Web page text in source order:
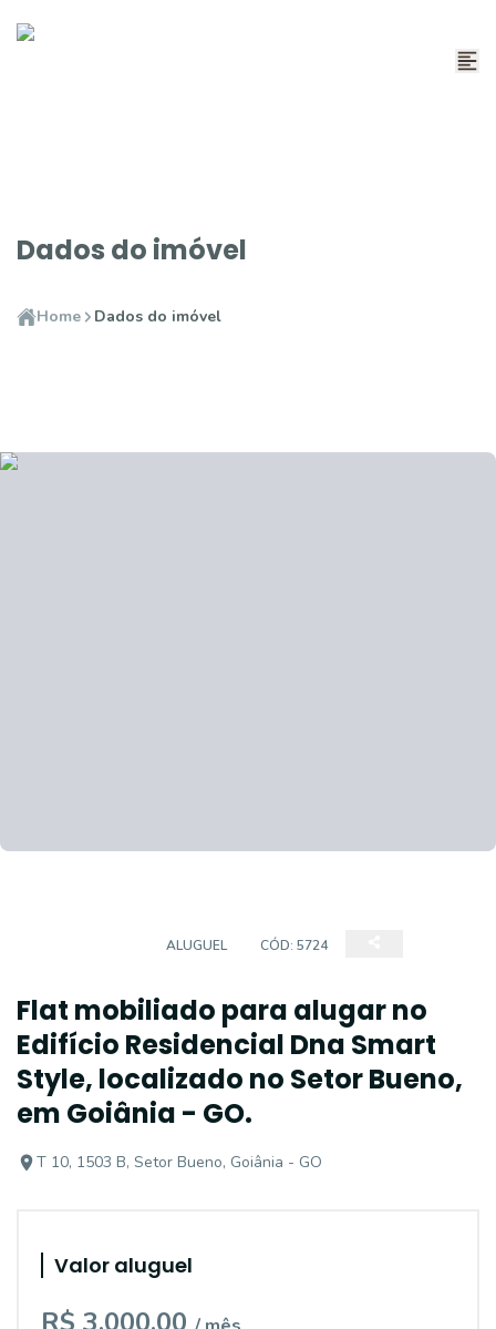
Dados do imóvel
Home Dados do imóvel
ALUGUEL CÓD: 5724
Flat mobiliado para alugar no
Edifício Residencial Dna Smart
Style, localizado no Setor Bueno,
em Goiânia - GO.
T 10, 1503 B, Setor Bueno, Goiânia - GO
Valor aluguel